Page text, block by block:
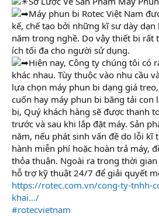
Máy phun bi Rotec Việt Nam
kế, chế tạo bởi những kĩ sư dày
năm trong nghề. Do vậy thiết bị rất
ích tối đa cho người sử dụng.
Hiện nay, Công ty chúng tôi có
khác nhau. Tùy thuộc vào nhu cầu
lựa chọn máy phun bi dạng giá
cuốn hay máy phun bi băng tải con
bị, Quý khách hàng sẽ được thanh
trước và sau khi lắp đặt máy. Sản
năm, nếu phát sinh vấn đề do lỗi kĩ
hành miễn phí hoặc hoàn trả máy,
thỏa thuận. Ngoài ra trong thời
hỗ trợ kỹ thuật 24/7 để giải quyết
https://rotec.com.vn/cong-ty-tnhh-
khai.../
#rotecvietnam